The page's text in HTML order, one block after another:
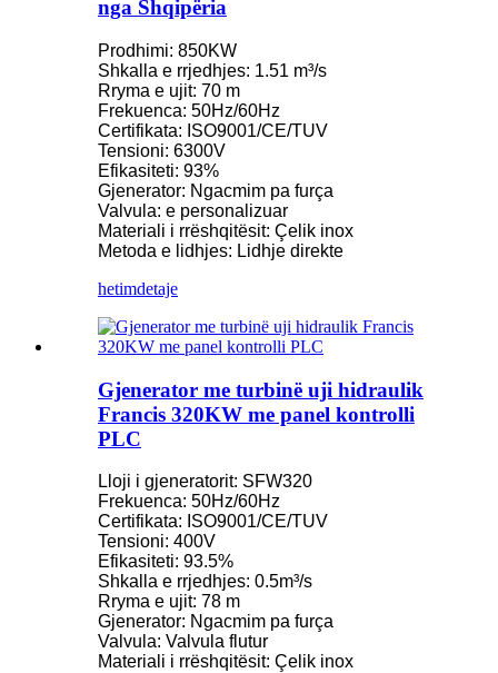
nga Shqipëria
Prodhimi: 850KW
Shkalla e rrjedhjes: 1.51 m³/s
Rryma e ujit: 70 m
Frekuenca: 50Hz/60Hz
Certifikata: ISO9001/CE/TUV
Tensioni: 6300V
Efikasiteti: 93%
Gjenerator: Ngacmim pa furça
Valvula: e personalizuar
Materiali i rrëshqitësit: Çelik inox
Metoda e lidhjes: Lidhje direkte
hetimdetaje
Gjenerator me turbinë uji hidraulik
Francis 320KW me panel kontrolli
PLC
Lloji i gjeneratorit: SFW320
Frekuenca: 50Hz/60Hz
Certifikata: ISO9001/CE/TUV
Tensioni: 400V
Efikasiteti: 93.5%
Shkalla e rrjedhjes: 0.5m³/s
Rryma e ujit: 78 m
Gjenerator: Ngacmim pa furça
Valvula: Valvula flutur
Materiali i rrëshqitësit: Çelik inox